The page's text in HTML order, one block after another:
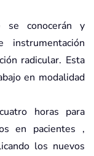
se conocerán y
instrumentación
radicular. Esta
en modalidad
horas para
en pacientes ,
los nuevos